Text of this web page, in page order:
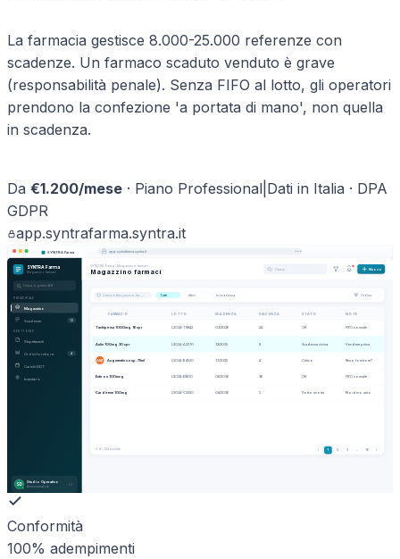
La farmacia gestisce 8.000-25.000 referenze con
scadenze. Un farmaco scaduto venduto è grave
(responsabilità penale). Senza FIFO al lotto, gli operatori
prendono la confezione 'a portata di mano', non quella
in scadenza.
Da €1.200/mese · Piano Professional Dati in Italia · DPA
GDPR
app.syntrafarma.syntra.it
SYNTRA Farma app.syntrafarma.syntra.it
SYNTRA Farma
Magazzino farmaci
Cerca o premi ⌘K
PRINCIPALE
Magazzino
Scadenze 12
GESTIONE
Stupefacenti
Ordini fornitore 4
Carichi DDT
Inventario
SD
Studio Operativo
Amministratore
SYNTRA Farma ›Magazzino farmaci
Magazzino farmaci Cerca… Nuovo
Cerca in Magazzino far… Tutti Attivi In scadenza Ordina
FARMACO LOTTO SCADENZA GIACENZA STATO NOTE
Tachipirina 1000mg 16 cpr L2024-T8842 03/2026 24 OK FIFO normale
Aulin 100mg 30 cpr L2024-A2210 12/2025 8 Scadenza vicina Vendere prima
AM Augmentin sosp. 75ml L2024-B4520 11/2025 4 Critico Reso fornitore?
Eutirox 100mcg L2024-E8810 06/2026 36 OK FIFO normale
Cardirene 100mg L2024-C3320 04/2026 2 Sotto scorta Riordino auto
di 124 risultati ‹ 1 2 3 … 16 ›
Conformità
100% adempimenti